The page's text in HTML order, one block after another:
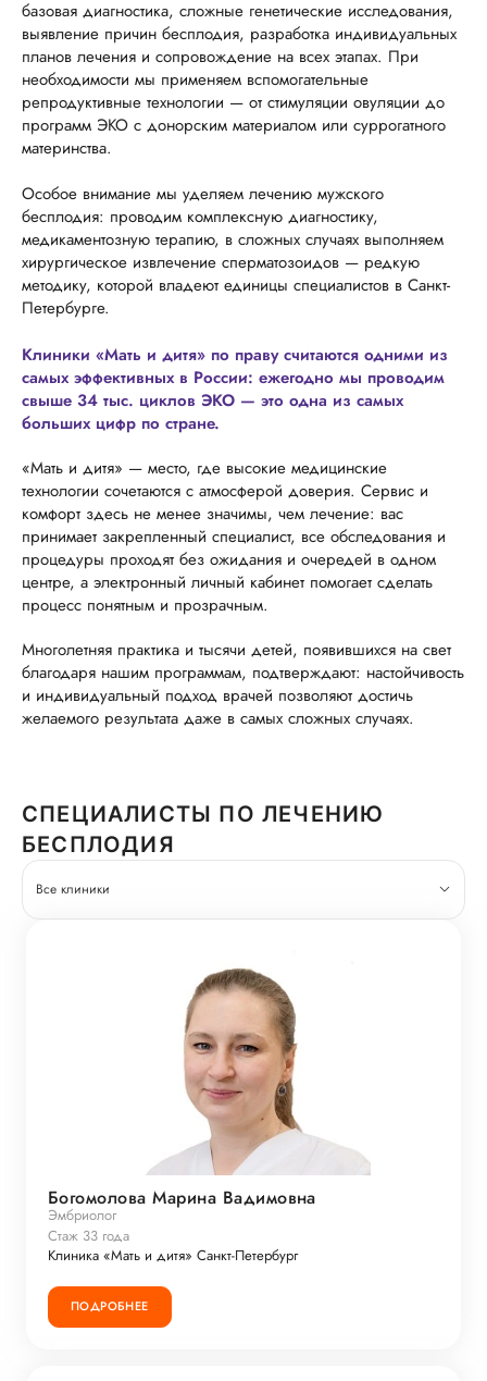
базовая диагностика, сложные генетические исследования,
выявление причин бесплодия, разработка индивидуальных
планов лечения и сопровождение на всех этапах. При
необходимости мы применяем вспомогательные
репродуктивные технологии — от стимуляции овуляции до
программ ЭКО с донорским материалом или суррогатного
материнства.
Особое внимание мы уделяем лечению мужского
бесплодия: проводим комплексную диагностику,
медикаментозную терапию, в сложных случаях выполняем
хирургическое извлечение сперматозоидов — редкую
методику, которой владеют единицы специалистов в Санкт-
Петербурге.
Клиники «Мать и дитя» по праву считаются одними из
самых эффективных в России: ежегодно мы проводим
свыше 34 тыс. циклов ЭКО — это одна из самых
больших цифр по стране.
«Мать и дитя» — место, где высокие медицинские
технологии сочетаются с атмосферой доверия. Сервис и
комфорт здесь не менее значимы, чем лечение: вас
принимает закрепленный специалист, все обследования и
процедуры проходят без ожидания и очередей в одном
центре, а электронный личный кабинет помогает сделать
процесс понятным и прозрачным.
Многолетняя практика и тысячи детей, появившихся на свет
благодаря нашим программам, подтверждают: настойчивость
и индивидуальный подход врачей позволяют достичь
желаемого результата даже в самых сложных случаях.
СПЕЦИАЛИСТЫ ПО ЛЕЧЕНИЮ
БЕСПЛОДИЯ
Все клиники
Богомолова Марина Вадимовна
Эмбриолог
Стаж 33 года
Клиника «Мать и дитя» Санкт-Петербург
ПОДРОБНЕЕ